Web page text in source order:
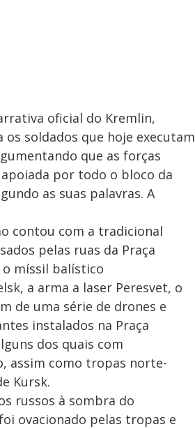
oficial do Kremlin,
soldados que hoje executam
que as forças
por todo o bloco da
as suas palavras. A
contou com a tradicional
pelas ruas da Praça
míssil balístico
a arma a laser Peresvet, o
de uma série de drones e
instalados na Praça
dos quais com
assim como tropas norte-
Kursk.
russos à sombra do
ovacionado pelas tropas e